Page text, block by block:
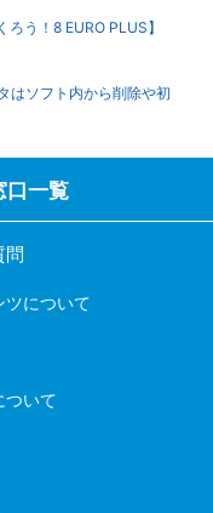
応しているのか
つくろう！8 EURO
や初期化ができる
ろう！8 EURO PLUS】
はソフト内から削除や初
口一覧
問
ツについて
ついて